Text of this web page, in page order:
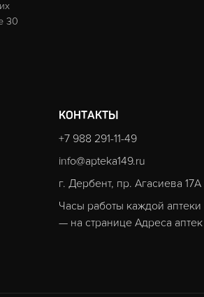
30
КОНТАКТЫ
+7 988 291-11-49
info@apteka149.ru
г. Дербент, пр. Агасиева 17А
Часы работы каждой аптеки
— на странице Адреса аптек